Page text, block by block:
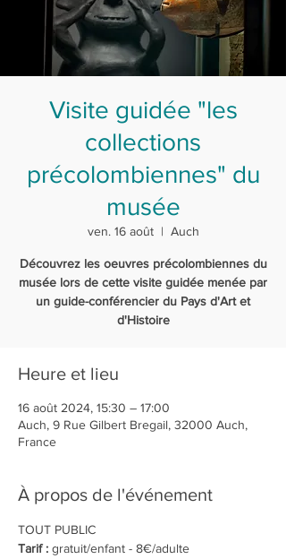
Visite guidée "les
collections
précolombiennes" du
musée
ven. 16 août
  |
Auch
Découvrez les oeuvres précolombiennes du
musée lors de cette visite guidée menée par
un guide-conférencier du Pays d'Art et
d'Histoire
Heure et lieu
16 août 2024, 15:30 – 17:00
Auch, 9 Rue Gilbert Bregail, 32000 Auch,
France
À propos de l'événement
TOUT PUBLIC
Tarif : gratuit/enfant - 8€/adulte